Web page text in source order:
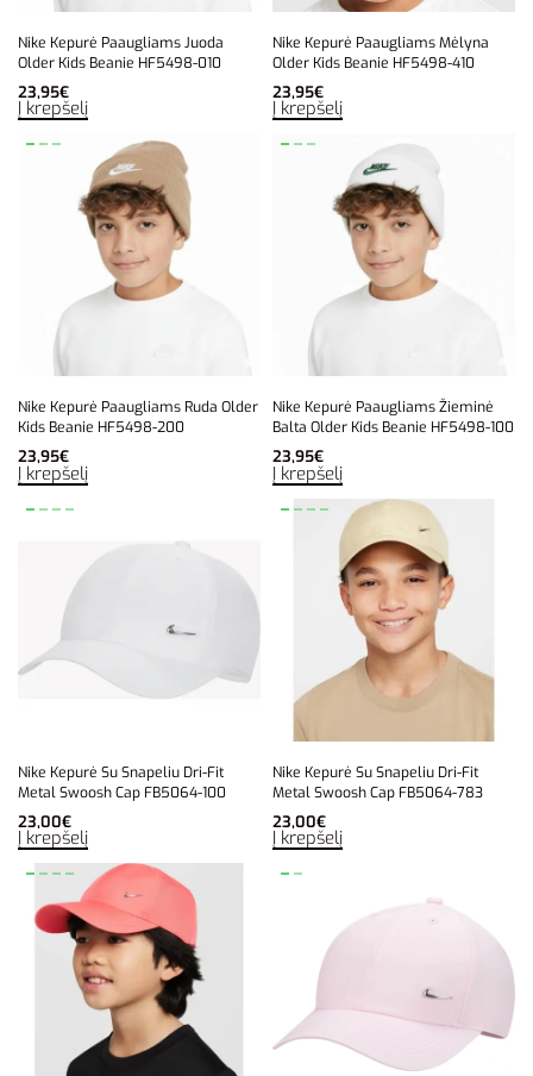
Nike Kepurė Paaugliams Juoda
Older Kids Beanie HF5498-010
23,95€
Į krepšelį
Nike Kepurė Paaugliams Mėlyna
Older Kids Beanie HF5498-410
23,95€
Į krepšelį
Nike Kepurė Paaugliams Ruda Older
Kids Beanie HF5498-200
23,95€
Į krepšelį
Nike Kepurė Paaugliams Žieminė
Balta Older Kids Beanie HF5498-100
23,95€
Į krepšelį
Nike Kepurė Su Snapeliu Dri-Fit
Metal Swoosh Cap FB5064-100
23,00€
Į krepšelį
Nike Kepurė Su Snapeliu Dri-Fit
Metal Swoosh Cap FB5064-783
23,00€
Į krepšelį